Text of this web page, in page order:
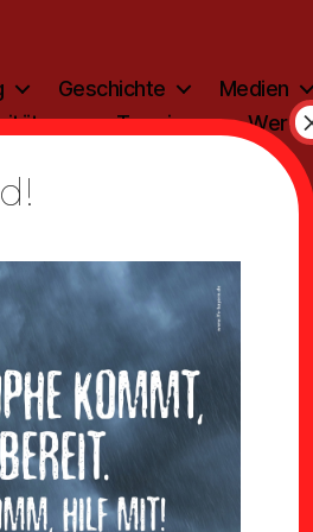
Geschichte Medien
Termine